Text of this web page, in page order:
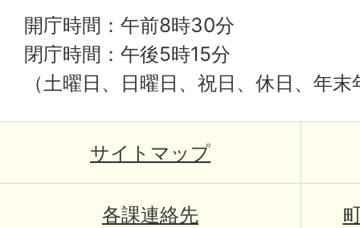
開庁時間：午前8時30分
閉庁時間：午後5時15分
（土曜日、日曜日、祝日、休日、年
サイトマップ
各課連絡先